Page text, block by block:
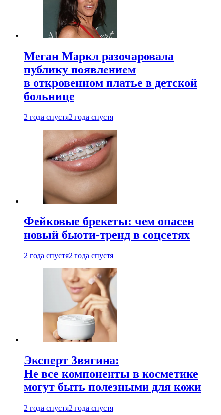
Меган Маркл разочаровала
публику появлением
в откровенном платье в детской
больнице
2 года спустя2 года спустя
Фейковые брекеты: чем опасен
новый бьюти-тренд в соцсетях
2 года спустя2 года спустя
Эксперт Звягина:
Не все компоненты в косметике
могут быть полезными для кожи
2 года спустя2 года спустя